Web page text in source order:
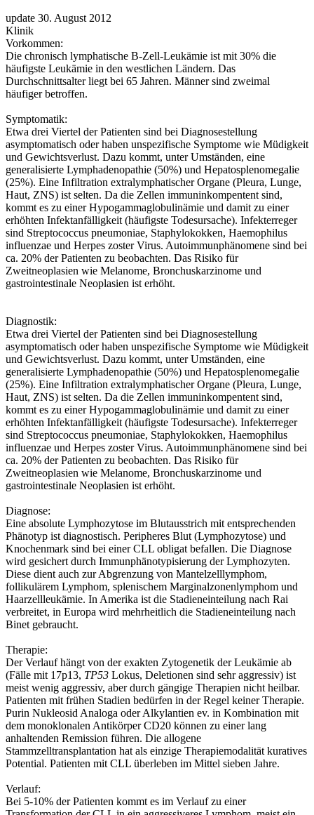
update 30. August 2012
Klinik
Vorkommen:
Die chronisch lymphatische B-Zell-Leukämie ist mit 30% die
häufigste Leukämie in den westlichen Ländern. Das
Durchschnittsalter liegt bei 65 Jahren. Männer sind zweimal
häufiger betroffen.
Symptomatik:
Etwa drei Viertel der Patienten sind bei Diagnosestellung
asymptomatisch oder haben unspezifische Symptome wie Müdigkeit
und Gewichtsverlust. Dazu kommt, unter Umständen, eine
generalisierte Lymphadenopathie (50%) und Hepatosplenomegalie
(25%). Eine Infiltration extralymphatischer Organe (Pleura, Lunge,
Haut, ZNS) ist selten. Da die Zellen immuninkompentent sind,
kommt es zu einer Hypogammaglobulinämie und damit zu einer
erhöhten Infektanfälligkeit (häufigste Todesursache). Infekterreger
sind Streptococcus pneumoniae, Staphylokokken, Haemophilus
influenzae und Herpes zoster Virus. Autoimmunphänomene sind bei
ca. 20% der Patienten zu beobachten. Das Risiko für
Zweitneoplasien wie Melanome, Bronchuskarzinome und
gastrointestinale Neoplasien ist erhöht.
Diagnostik:
Etwa drei Viertel der Patienten sind bei Diagnosestellung
asymptomatisch oder haben unspezifische Symptome wie Müdigkeit
und Gewichtsverlust. Dazu kommt, unter Umständen, eine
generalisierte Lymphadenopathie (50%) und Hepatosplenomegalie
(25%). Eine Infiltration extralymphatischer Organe (Pleura, Lunge,
Haut, ZNS) ist selten. Da die Zellen immuninkompentent sind,
kommt es zu einer Hypogammaglobulinämie und damit zu einer
erhöhten Infektanfälligkeit (häufigste Todesursache). Infekterreger
sind Streptococcus pneumoniae, Staphylokokken, Haemophilus
influenzae und Herpes zoster Virus. Autoimmunphänomene sind bei
ca. 20% der Patienten zu beobachten. Das Risiko für
Zweitneoplasien wie Melanome, Bronchuskarzinome und
gastrointestinale Neoplasien ist erhöht.
Diagnose:
Eine absolute Lymphozytose im Blutausstrich mit entsprechenden
Phänotyp ist diagnostisch. Peripheres Blut (Lymphozytose) und
Knochenmark sind bei einer CLL obligat befallen. Die Diagnose
wird gesichert durch Immunphänotypisierung der Lymphozyten.
Diese dient auch zur Abgrenzung von Mantelzelllymphom,
follikulärem Lymphom, splenischem Marginalzonenlymphom und
Haarzellleukämie. In Amerika ist die Stadieneinteilung nach Rai
verbreitet, in Europa wird mehrheitlich die Stadieneinteilung nach
Binet gebraucht.
Therapie:
Der Verlauf hängt von der exakten Zytogenetik der Leukämie ab
(Fälle mit 17p13, TP53 Lokus, Deletionen sind sehr aggressiv) ist
meist wenig aggressiv, aber durch gängige Therapien nicht heilbar.
Patienten mit frühen Stadien bedürfen in der Regel keiner Therapie.
Purin Nukleosid Analoga oder Alkylantien ev. in Kombination mit
dem monoklonalen Antikörper CD20 können zu einer lang
anhaltenden Remission führen. Die allogene
Stammzelltransplantation hat als einzige Therapiemodalität kuratives
Potential. Patienten mit CLL überleben im Mittel sieben Jahre.
Verlauf:
Bei 5-10% der Patienten kommt es im Verlauf zu einer